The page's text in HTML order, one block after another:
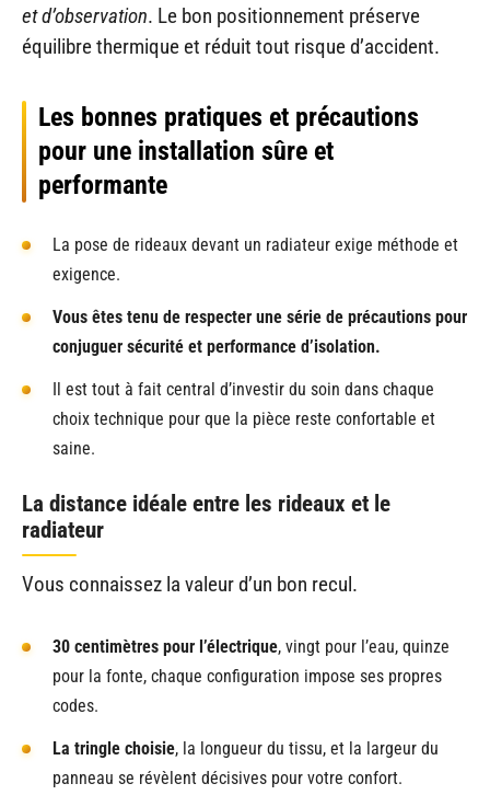
et d’observation. Le bon positionnement préserve
équilibre thermique et réduit tout risque d’accident.
Les bonnes pratiques et précautions
pour une installation sûre et
performante
La pose de rideaux devant un radiateur exige méthode et
exigence.
Vous êtes tenu de respecter une série de précautions pour
conjuguer sécurité et performance d’isolation.
Il est tout à fait central d’investir du soin dans chaque
choix technique pour que la pièce reste confortable et
saine.
La distance idéale entre les rideaux et le
radiateur
Vous connaissez la valeur d’un bon recul.
30 centimètres pour l’électrique, vingt pour l’eau, quinze
pour la fonte, chaque configuration impose ses propres
codes.
La tringle choisie, la longueur du tissu, et la largeur du
panneau se révèlent décisives pour votre confort.